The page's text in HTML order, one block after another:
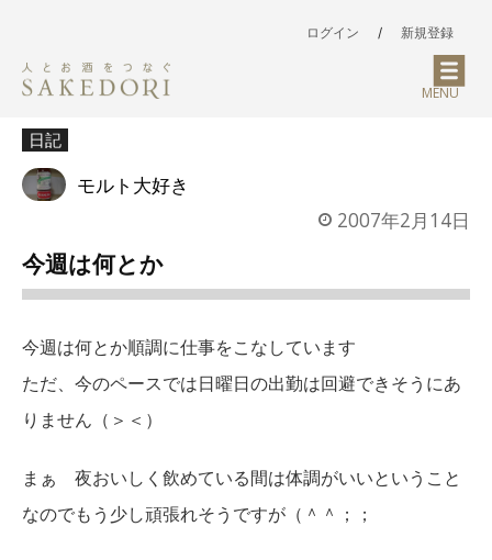
ログイン / 新規登録
MENU
日記
モルト大好き
2007年2月14日
今週は何とか
今週は何とか順調に仕事をこなしています
ただ、今のペースでは日曜日の出勤は回避できそうにあ
りません（＞＜）
まぁ 夜おいしく飲めている間は体調がいいということ
なのでもう少し頑張れそうですが（＾＾；；